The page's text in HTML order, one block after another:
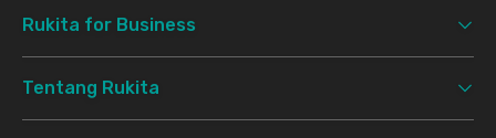
Rukita for Business
Tentang Rukita